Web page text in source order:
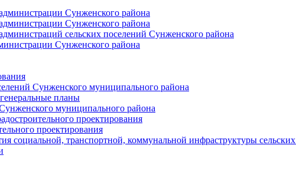
Сунженского района
Сунженского района
сельских поселений Сунженского района
Сунженского района
Сунженского муниципального района
планы
муниципального района
проектирования
проектирования
социальной, транспортной, коммунальной инфраструктуры